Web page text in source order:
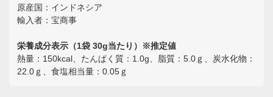
原産国：インドネシア
輸入者：宝商事
栄養成分表示（1袋 30g当たり）※推定値
熱量：150kcal、たんぱく質：1.0g、脂質：5.0ｇ、炭水化物：
22.0ｇ、食塩相当量：0.05ｇ